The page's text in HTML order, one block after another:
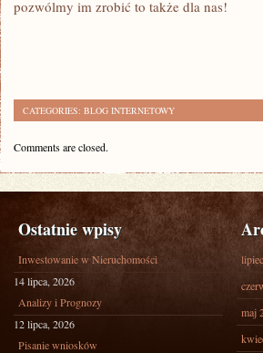
pozwólmy im zrobić to także dla⁢ nas!
CATEGORIES: BLOG INTERNETOWY
Comments are closed.
Ostatnie wpisy
Inwestowanie w Nieruchomości
14 lipca, 2026
Analizy i Prognozy
12 lipca, 2026
Pisanie wniosków
maj